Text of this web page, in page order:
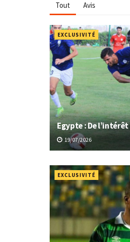
Tout Avis
EXCLUSIVITÉ
Egypte : De
19/07/2026
EXCLUSIVITÉ